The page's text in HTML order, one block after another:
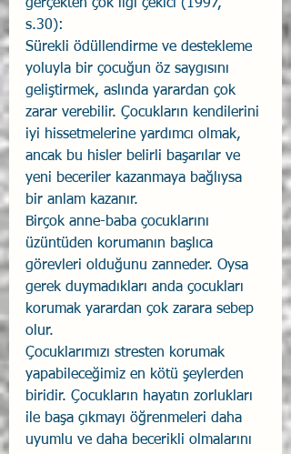
gerçekten çok ilgi çekici (1997,
s.30):
Sürekli ödüllendirme ve destekleme
yoluyla bir çocuğun öz saygısını
geliştirmek, aslında yarardan çok
zarar verebilir. Çocukların kendilerini
iyi hissetmelerine yardımcı olmak,
ancak bu hisler belirli başarılar ve
yeni beceriler kazanmaya bağlıysa
bir anlam kazanır.
Birçok anne-baba çocuklarını
üzüntüden korumanın başlıca
görevleri olduğunu zanneder. Oysa
gerek duymadıkları anda çocukları
korumak yarardan çok zarara sebep
olur.
Çocuklarımızı stresten korumak
yapabileceğimiz en kötü şeylerden
biridir. Çocukların hayatın zorlukları
ile başa çıkmayı öğrenmeleri daha
uyumlu ve daha becerikli olmalarını